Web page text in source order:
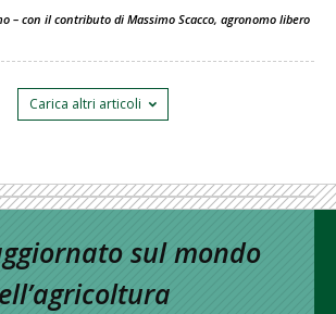
– con il contributo di Massimo Scacco, agronomo libero
Carica altri articoli
sul mondo